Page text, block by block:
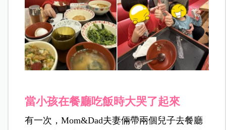
當小孩在餐廳吃飯時大哭了起來
有一次，Mom&Dad夫妻倆帶兩個兒子去餐廳